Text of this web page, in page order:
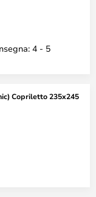
4 - 5
Copriletto 235x245